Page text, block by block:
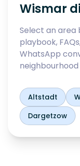
Wismar
Select an area
playbook,
WhatsApp
neighbourhood
Altstadt
Dargetzow